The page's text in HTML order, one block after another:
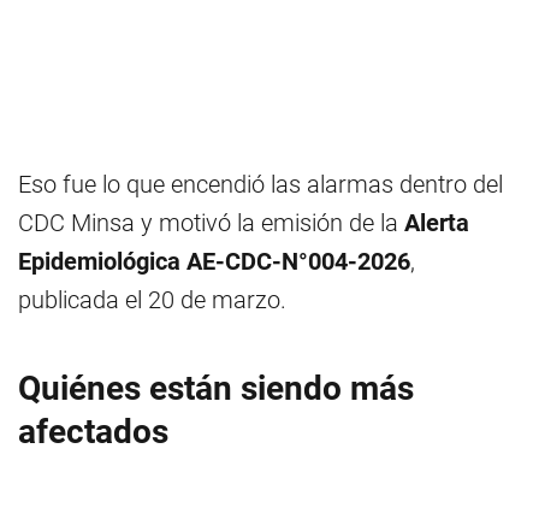
Eso fue lo que encendió las alarmas dentro del
CDC Minsa y motivó la emisión de la Alerta
Epidemiológica AE-CDC-N°004-2026,
publicada el 20 de marzo.
Quiénes están siendo más
afectados